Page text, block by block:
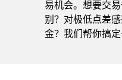
易机会。想要交
别？对极低点差
金？我们帮你搞定